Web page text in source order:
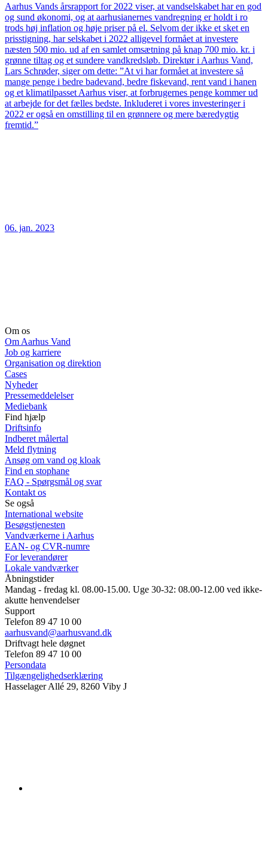
Aarhus Vands årsrapport for 2022 viser, at vandselskabet har en god
og sund økonomi, og at aarhusianernes vandregning er holdt i ro
trods høj inflation og høje priser på el. Selvom der ikke et sket en
prisstigning, har selskabet i 2022 alligevel formået at investere
næsten 500 mio. ud af en samlet omsætning på knap 700 mio. kr. i
grønne tiltag og et sundere vandkredsløb. Direktør i Aarhus Vand,
Lars Schrøder, siger om dette: ”At vi har formået at investere så
mange penge i bedre badevand, bedre fiskevand, rent vand i hanen
og et klimatilpasset Aarhus viser, at forbrugernes penge kommer ud
at arbejde for det fælles bedste. Inkluderet i vores investeringer i
2022 er også en omstilling til en grønnere og mere bæredygtig
fremtid.”
06. jan. 2023
Om os
Om Aarhus Vand
Job og karriere
Organisation og direktion
Cases
Nyheder
Pressemeddelelser
Mediebank
Find hjælp
Driftsinfo
Indberet målertal
Meld flytning
Ansøg om vand og kloak
Find en stophane
FAQ - Spørgsmål og svar
Kontakt os
Se også
International website
Besøgstjenesten
Vandværkerne i Aarhus
EAN- og CVR-numre
For leverandører
Lokale vandværker
Åbningstider
Mandag - fredag kl. 08.00-15.00. Uge 30-32: 08.00-12.00 ved ikke-
akutte henvendelser
Support
Telefon 89 47 10 00
aarhusvand@aarhusvand.dk
Driftvagt hele døgnet
Telefon 89 47 10 00
Persondata
Tilgængelighedserklæring
Hasselager Allé 29, 8260 Viby J